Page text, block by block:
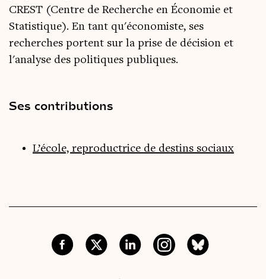
CREST (Centre de Recherche en Économie et
Statistique). En tant qu'économiste, ses
recherches portent sur la prise de décision et
l'analyse des politiques publiques.
Ses contributions
L’école, reproductrice de destins sociaux